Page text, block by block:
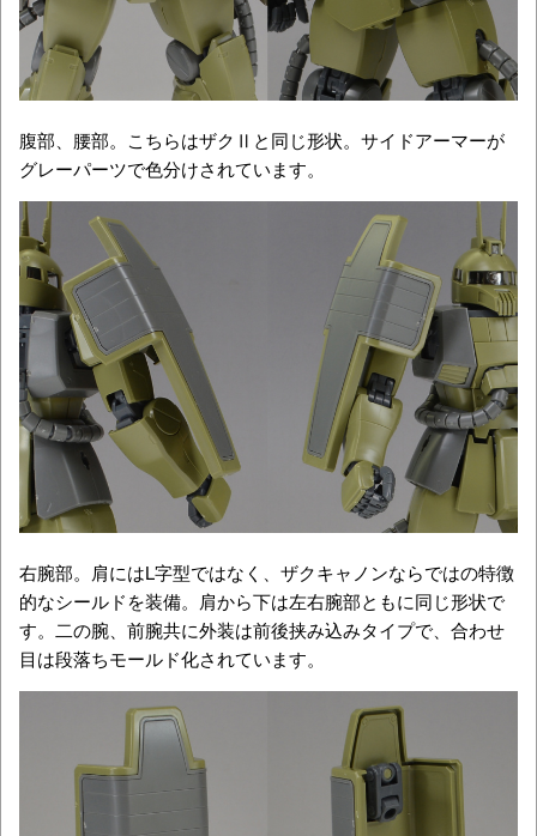
腹部、腰部。こちらはザクⅡと同じ形状。サイドアーマーが
グレーパーツで色分けされています。
右腕部。肩にはL字型ではなく、ザクキャノンならではの特徴
的なシールドを装備。肩から下は左右腕部ともに同じ形状で
す。二の腕、前腕共に外装は前後挟み込みタイプで、合わせ
目は段落ちモールド化されています。